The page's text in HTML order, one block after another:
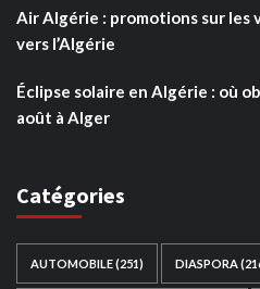
Air Algérie : promotions sur les
vers l’Algérie
Éclipse solaire en Algérie : où
août à Alger
Catégories
AUTOMOBILE(251) DIASPORA